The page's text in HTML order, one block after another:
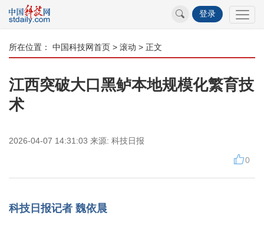
登录
所在位置： 中国科技网首页 > 滚动 > 正文
江西突破大口黑鲈本地规模化繁育技
术
2026-04-07 14:31:03 来源: 科技日报
0
科技日报记者 魏依晨